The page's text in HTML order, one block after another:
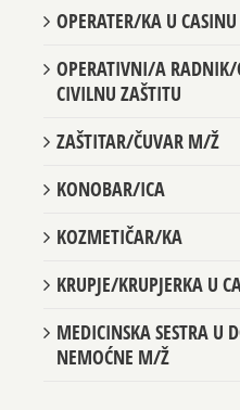
OPERATER/KA U CASINU
OPERATIVNI/A RADNIK/
CIVILNU ZAŠTITU
ZAŠTITAR/ČUVAR M/Ž
KONOBAR/ICA
KOZMETIČAR/KA
KRUPJE/KRUPJERKA U
MEDICINSKA SESTRA U
NEMOĆNE M/Ž